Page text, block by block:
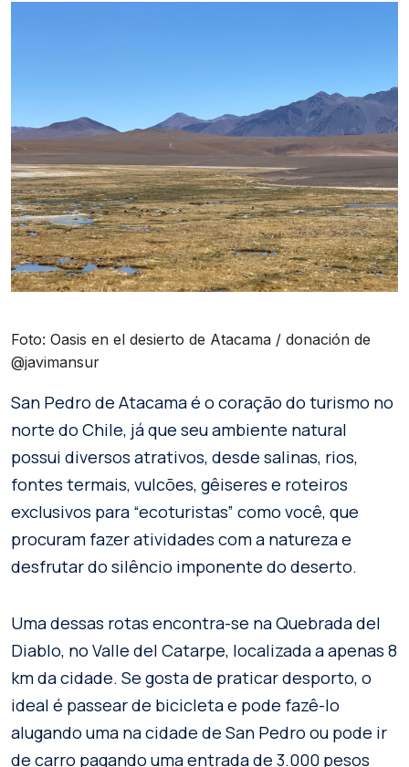
Foto: Oasis en el desierto de Atacama / donación de
@javimansur
San Pedro de Atacama é o coração do turismo no
norte do Chile, já que seu ambiente natural
possui diversos atrativos, desde salinas, rios,
fontes termais, vulcões, gêiseres e roteiros
exclusivos para “ecoturistas” como você, que
procuram fazer atividades com a natureza e
desfrutar do silêncio imponente do deserto.
Uma dessas rotas encontra-se na Quebrada del
Diablo, no Valle del Catarpe, localizada a apenas 8
km da cidade. Se gosta de praticar desporto, o
ideal é passear de bicicleta e pode fazê-lo
alugando uma na cidade de San Pedro ou pode ir
de carro pagando uma entrada de 3.000 pesos